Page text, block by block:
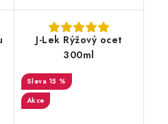
J-Lek Rýžový ocet
300ml
15 %
Akce